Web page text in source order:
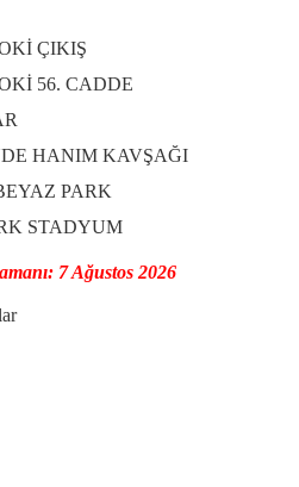
ÇIKIŞ
56. CADDE
HANIM KAVŞAĞI
PARK
STADYUM
7 Ağustos 2026